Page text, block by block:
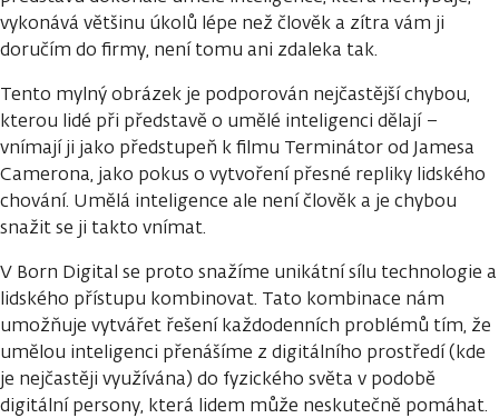
vykonává většinu úkolů lépe než člověk a zítra vám ji
doručím do firmy, není tomu ani zdaleka tak.
Tento mylný obrázek je podporován nejčastější chybou,
kterou lidé při představě o umělé inteligenci dělají –
vnímají ji jako předstupeň k filmu Terminátor od Jamesa
Camerona, jako pokus o vytvoření přesné repliky lidského
chování. Umělá inteligence ale není člověk a je chybou
snažit se ji takto vnímat.
V Born Digital se proto snažíme unikátní sílu technologie a
lidského přístupu kombinovat. Tato kombinace nám
umožňuje vytvářet řešení každodenních problémů tím, že
umělou inteligenci přenášíme z digitálního prostředí (kde
je nejčastěji využívána) do fyzického světa v podobě
digitální persony, která lidem může neskutečně pomáhat.